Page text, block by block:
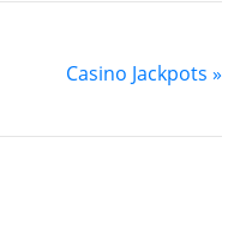
Casino Jackpots »